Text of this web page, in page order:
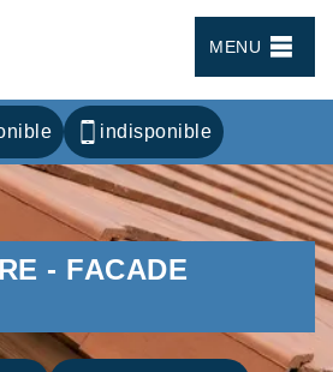
MENU
indisponible
- FACADE